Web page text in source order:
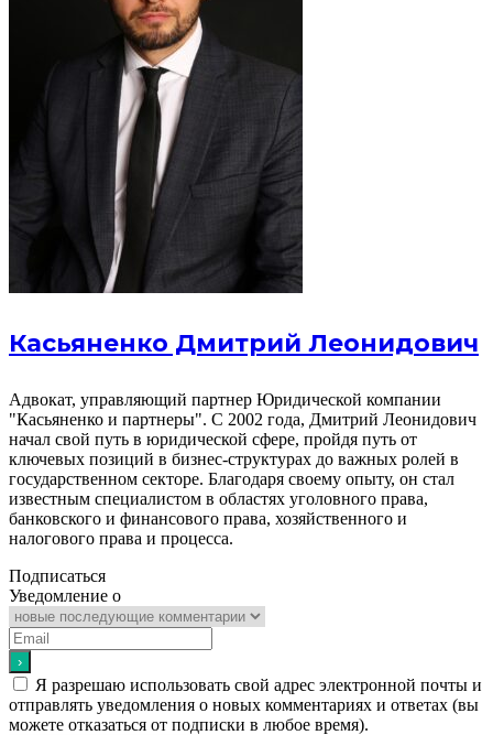
Касьяненко Дмитрий Леонидович
Адвокат, управляющий партнер Юридической компании
"Касьяненко и партнеры". С 2002 года, Дмитрий Леонидович
начал свой путь в юридической сфере, пройдя путь от
ключевых позиций в бизнес-структурах до важных ролей в
государственном секторе. Благодаря своему опыту, он стал
известным специалистом в областях уголовного права,
банковского и финансового права, хозяйственного и
налогового права и процесса.
Подписаться
Уведомление о
Я разрешаю использовать свой адрес электронной почты и
отправлять уведомления о новых комментариях и ответах (вы
можете отказаться от подписки в любое время).